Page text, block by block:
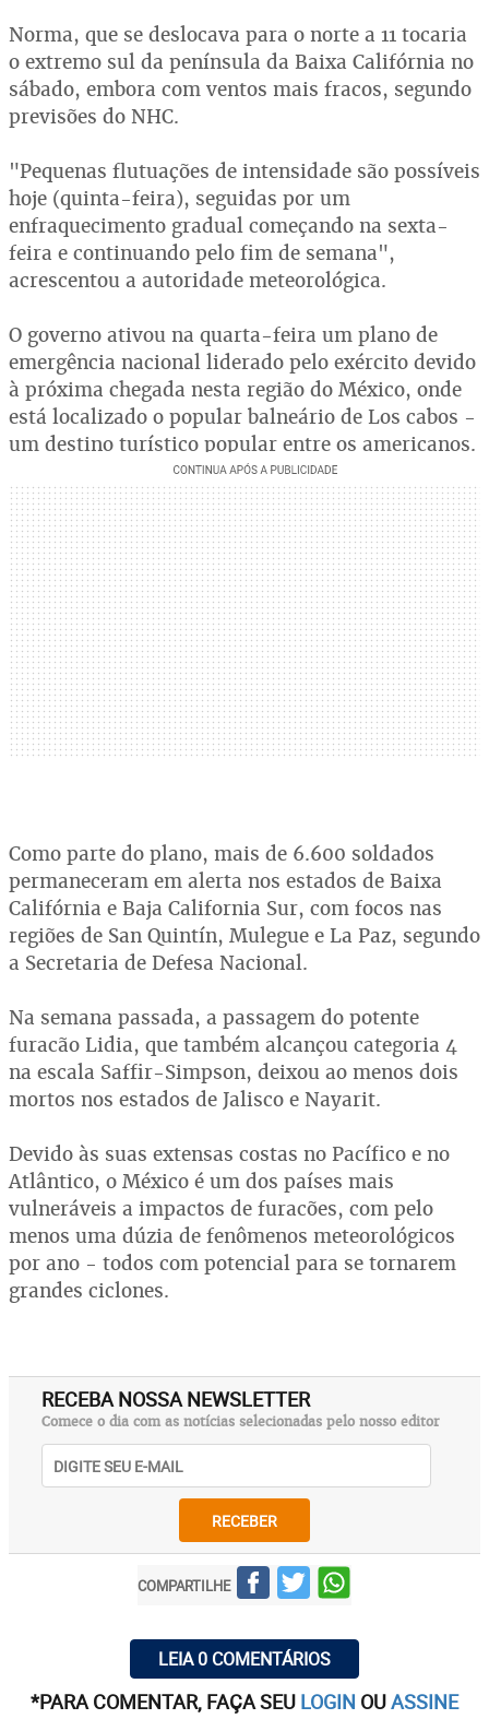
Norma, que se deslocava para o norte a 11 tocaria
o extremo sul da península da Baixa Califórnia no
sábado, embora com ventos mais fracos, segundo
previsões do NHC.
"Pequenas flutuações de intensidade são possíveis
hoje (quinta-feira), seguidas por um
enfraquecimento gradual começando na sexta-
feira e continuando pelo fim de semana",
acrescentou a autoridade meteorológica.
O governo ativou na quarta-feira um plano de
emergência nacional liderado pelo exército devido
à próxima chegada nesta região do México, onde
está localizado o popular balneário de Los cabos -
um destino turístico popular entre os americanos.
Como parte do plano, mais de 6.600 soldados
permaneceram em alerta nos estados de Baixa
Califórnia e Baja California Sur, com focos nas
regiões de San Quintín, Mulegue e La Paz, segundo
a Secretaria de Defesa Nacional.
Na semana passada, a passagem do potente
furacão Lidia, que também alcançou categoria 4
na escala Saffir-Simpson, deixou ao menos dois
mortos nos estados de Jalisco e Nayarit.
Devido às suas extensas costas no Pacífico e no
Atlântico, o México é um dos países mais
vulneráveis a impactos de furacões, com pelo
menos uma dúzia de fenômenos meteorológicos
por ano - todos com potencial para se tornarem
grandes ciclones.
RECEBA NOSSA NEWSLETTER
Comece o dia com as notícias selecionadas pelo nosso editor
RECEBER
COMPARTILHE
LEIA 0 COMENTÁRIOS
*PARA COMENTAR, FAÇA SEU LOGIN OUASSINE